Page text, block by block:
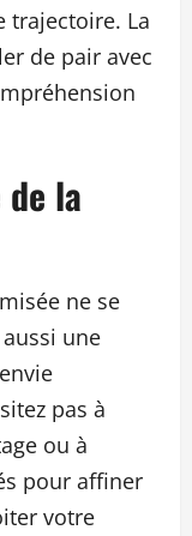
trajectoire. La
de pair avec
la
ne se
une
pas à
ou à
pour affiner
votre